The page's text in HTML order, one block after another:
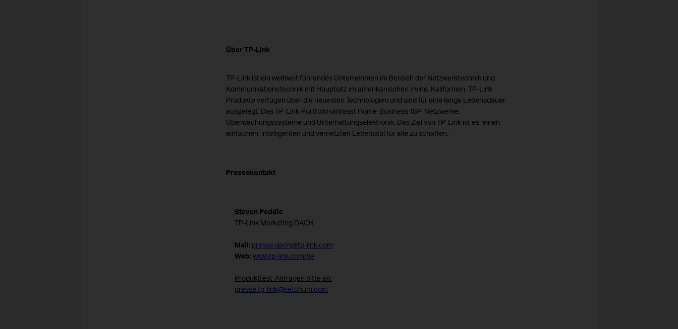
Über TP-Link
TP-Link ist ein weltweit führendes Unternehmen im Bereich der Netzwerktechnik und
Kommunikationstechnik mit Hauptsitz im amerikanischen Irvine, Kalifornien. TP-Link
Produkte verfügen über die neuesten Technologien und sind für eine lange Lebensdauer
ausgelegt. Das TP-Link-Portfolio umfasst Home-Business-ISP-Netzwerke,
Überwachungssysteme und Unterhaltungselektronik. Das Ziel von TP-Link ist es, einen
einfachen, intelligenten und vernetzten Lebensstil für alle zu schaffen.
Pressekontakt
Steven Peddie
TP-Link Marketing DACH
Mail: presse.dach@tp-link.com
Web:www.tp-link.com/de
Produkttest-Anfragen bitte an:
presse.tp-link@ketchum.com